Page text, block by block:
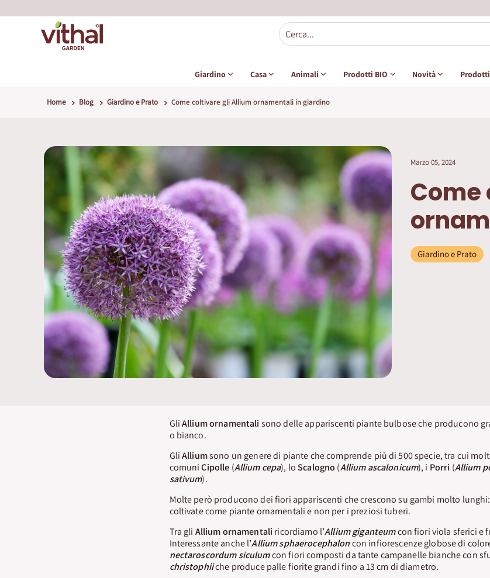
Giardino Casa Animali Prodotti BIO Novità
Home Blog Giardino e Prato Come coltivare gli Allium ornamentali in giardino
Marzo 05, 2024
Giardino e Prato
GliAllium ornamentali sono delle appariscenti piante bulbose che producono
o bianco.
GliAlliumsono un genere di piante che comprende più di 500 specie, tra cui
comuniCipolle (Allium cepa), loScalogno (Allium ascalonicum), i Porri (Allium
sativum).
Molte però producono dei fiori appariscenti che crescono su gambi molto
coltivate come piante ornamentali e non per i preziosi tuberi.
Tra gli Allium ornamentali ricordiamo l’Allium giganteumcon fiori viola sferici e
Interessante anche l’Allium sphaerocephaloncon infiorescenze globose di
nectaroscordum siculumcon fiori composti da tante campanelle bianche con
christophiiche produce palle fiorite grandi fino a 13 cm di diametro.